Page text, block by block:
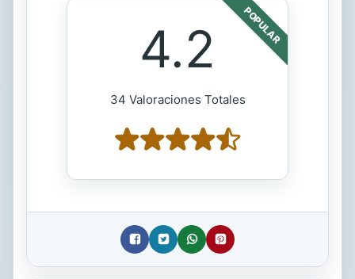
POPULAR
4.2
34 Valoraciones Totales